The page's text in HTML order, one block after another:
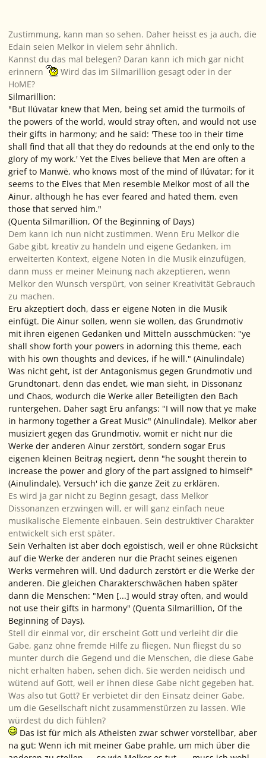
Zustimmung, kann man so sehen. Daher heisst es ja auch, die
Edain seien Melkor in vielem sehr ähnlich.
Kannst du das mal belegen? Daran kann ich mich gar nicht
erinnern
Wird das im Silmarillion gesagt oder in der
HoME?
Silmarillion:
"But Ilúvatar knew that Men, being set amid the turmoils of
the powers of the world, would stray often, and would not use
their gifts in harmony; and he said: 'These too in their time
shall find that all that they do redounds at the end only to the
glory of my work.' Yet the Elves believe that Men are often a
grief to Manwë, who knows most of the mind of Ilúvatar; for it
seems to the Elves that Men resemble Melkor most of all the
Ainur, although he has ever feared and hated them, even
those that served him."
(Quenta Silmarillion, Of the Beginning of Days)
Dem kann ich nun nicht zustimmen. Wenn Eru Melkor die
Gabe gibt, kreativ zu handeln und eigene Gedanken, im
erweiterten Kontext, eigene Noten in die Musik einzufügen,
dann muss er meiner Meinung nach akzeptieren, wenn
Melkor den Wunsch verspürt, von seiner Kreativität Gebrauch
zu machen.
Eru akzeptiert doch, dass er eigene Noten in die Musik
einfügt. Die Ainur sollen, wenn sie wollen, das Grundmotiv
mit ihren eigenen Gedanken und Mitteln ausschmücken: "ye
shall show forth your powers in adorning this theme, each
with his own thoughts and devices, if he will." (Ainulindale)
Was nicht geht, ist der Antagonismus gegen Grundmotiv und
Grundtonart, denn das endet, wie man sieht, in Dissonanz
und Chaos, wodurch die Werke aller Beteiligten den Bach
runtergehen. Daher sagt Eru anfangs: "I will now that ye make
in harmony together a Great Music" (Ainulindale). Melkor aber
musiziert gegen das Grundmotiv, womit er nicht nur die
Werke der anderen Ainur zerstört, sondern sogar Erus
eigenen kleinen Beitrag negiert, denn "he sought therein to
increase the power and glory of the part assigned to himself"
(Ainulindale). Versuch' ich die ganze Zeit zu erklären.
Es wird ja gar nicht zu Beginn gesagt, dass Melkor
Dissonanzen erzwingen will, er will ganz einfach neue
musikalische Elemente einbauen. Sein destruktiver Charakter
entwickelt sich erst später.
Sein Verhalten ist aber doch egoistisch, weil er ohne Rücksicht
auf die Werke der anderen nur die Pracht seines eigenen
Werks vermehren will. Und dadurch zerstört er die Werke der
anderen. Die gleichen Charakterschwächen haben später
dann die Menschen: "Men [...] would stray often, and would
not use their gifts in harmony" (Quenta Silmarillion, Of the
Beginning of Days).
Stell dir einmal vor, dir erscheint Gott und verleiht dir die
Gabe, ganz ohne fremde Hilfe zu fliegen. Nun fliegst du so
munter durch die Gegend und die Menschen, die diese Gabe
nicht erhalten haben, sehen dich. Sie werden neidisch und
wütend auf Gott, weil er ihnen diese Gabe nicht gegeben hat.
Was also tut Gott? Er verbietet dir den Einsatz deiner Gabe,
um die Gesellschaft nicht zusammenstürzen zu lassen. Wie
würdest du dich fühlen?
Das ist für mich als Atheisten zwar schwer vorstellbar, aber
na gut: Wenn ich mit meiner Gabe prahle, um mich über die